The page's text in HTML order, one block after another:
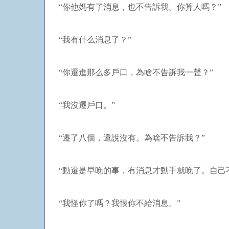
“你他媽有了消息，也不告訴我。你算人嗎？”
“我有什么消息了？”
“你遷進那么多戶口，為啥不告訴我一聲？”
“我沒遷戶口。”
“遷了八個，還說沒有。為啥不告訴我？”
“動遷是早晚的事，有消息才動手就晚了。自
“我怪你了嗎？我恨你不給消息。”